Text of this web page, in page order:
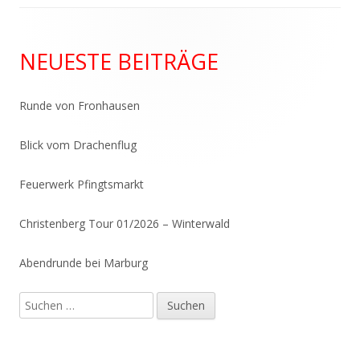
Seitenleiste
NEUESTE BEITRÄGE
Runde von Fronhausen
Blick vom Drachenflug
Feuerwerk Pfingtsmarkt
Christenberg Tour 01/2026 – Winterwald
Abendrunde bei Marburg
Suchen
nach: